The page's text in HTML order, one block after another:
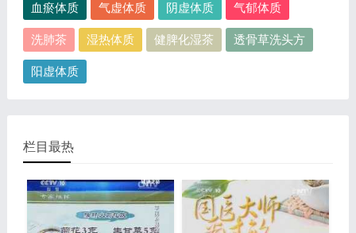
血瘀体质 气虚体质 阴虚体质 气郁体质
洗肺茶 湿热体质 健脾化湿茶 透骨草洗头方
阳虚体质
栏目最热